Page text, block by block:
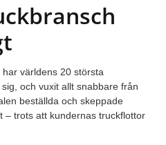
världens 20 största
och vuxit allt snabbare från
beställda och skeppade
– trots att kundernas truckflottor